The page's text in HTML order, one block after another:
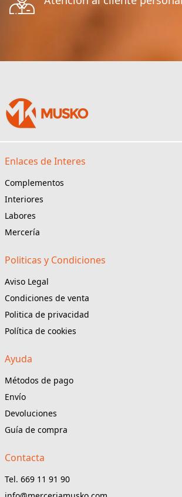
Enlaces de Interes
Complementos
Interiores
Labores
Mercería
Politicas y Condiciones
Aviso Legal
Condiciones de venta
Politica de privacidad
Política de cookies
Ayuda
Métodos de pago
Envío
Devoluciones
Guía de compra
Contacta
Tel. 669 11 91 90